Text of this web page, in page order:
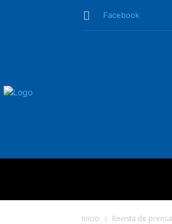
Facebook
Inicio Revista de prensa